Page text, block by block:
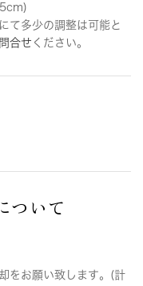
て多少の調整は可能と
合せ ください。
ついて
をお願い致します。(計